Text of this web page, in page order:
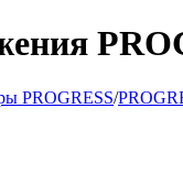
PROGRESS/